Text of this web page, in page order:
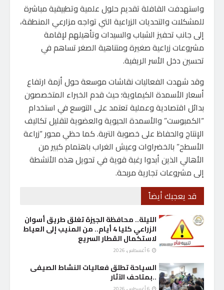
واستهدفت القافلة تقديم حلول علمية وتطبيقية مباشرة
للمشكلات والتحديات الزراعية التي تواجه مزارعي المنطقة،
إلى جانب تحفيز الشباب والسيدات وتأهيلهم لإقامة
مشروعات زراعية صغيرة ومتناهية الصغر تساهم في
تحسين دخل الأسر الريفية.
وقد شهدت الفعاليات نقاشات موسعة حول أزمة ارتفاع
أسعار الأسمدة الكيماوية؛ حيث قدم الخبراء المتخصصون
بدائل اقتصادية وعملية تعتمد على التوسع في استخدام
“الكمبوست” والأسمدة الحيوية والعضوية لتقليل تكاليف
الإنتاج والحفاظ على خصوبة التربة. كما حظي محور “زراعة
الأسطح” بالخضراوات وعيش الغراب باهتمام كبير من
الأهالي الذين أبدوا رغبة قوية في تحويل هذه الأنشطة
إلى مشروعات تجارية مربحة.
قد يعجبك أيضاً
الليلة.. محافظة الجيزة تغلق طريق أسوان
الزراعي كليا 4 أيام.. من المنيب إلى العياط
لاستكمال القطار السريع
السياحة تطلق فعاليات النشاط الصيفى
..بمتاحف الآثار